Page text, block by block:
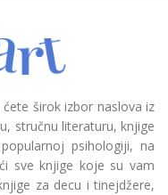
širok izbor naslova iz
stručnu literaturu, knjige
psihologiji, na
sve knjige koje su vam
za decu i tinejdžere,